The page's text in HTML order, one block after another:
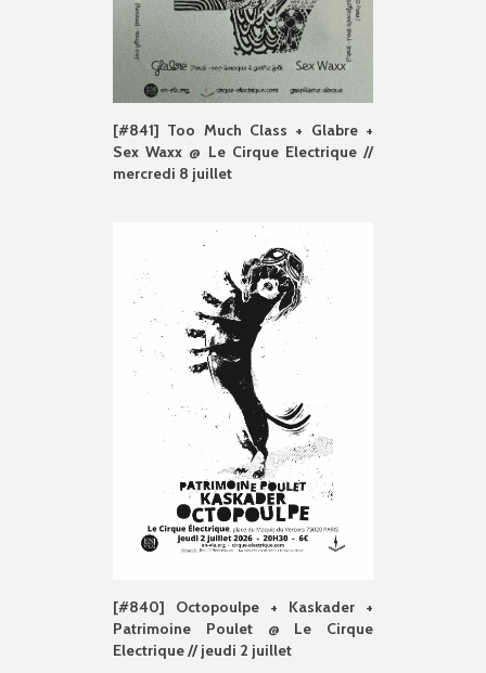
[#841] Too Much Class + Glabre +
Sex Waxx @ Le Cirque Electrique //
mercredi 8 juillet
[#840] Octopoulpe + Kaskader +
Patrimoine Poulet @ Le Cirque
Electrique // jeudi 2 juillet